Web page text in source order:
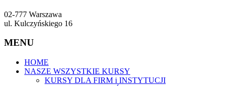
02-777 Warszawa
ul. Kulczyńskiego 16
MENU
HOME
NASZE WSZYSTKIE KURSY
KURSY DLA FIRM i INSTYTUCJI